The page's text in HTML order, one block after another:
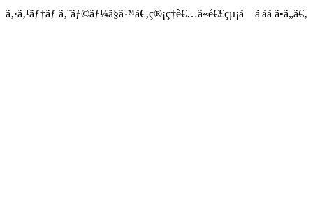
ã‚·ã‚¹ãƒ†ãƒ ã‚¨ãƒ©ãƒ¼ã§ã™ã€‚ç®¡ç†è€…ã«é€£çµ¡ã—ã¦ãã ã•ã„ã€‚